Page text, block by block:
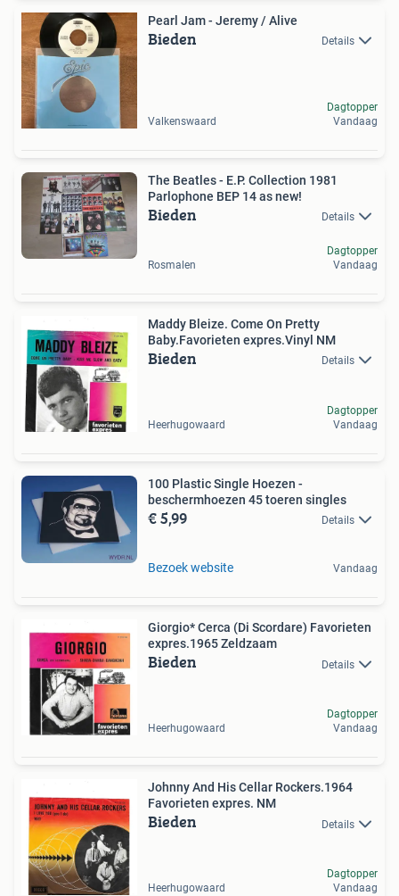
Pearl Jam - Jeremy / Alive
Bieden Details
Valkenswaard
Dagtopper
Vandaag
The Beatles - E.P. Collection 1981
Parlophone BEP 14 as new!
Bieden Details
Rosmalen
Dagtopper
Vandaag
Maddy Bleize. Come On Pretty
Baby.Favorieten expres.Vinyl NM
Bieden Details
Heerhugowaard
Dagtopper
Vandaag
100 Plastic Single Hoezen -
beschermhoezen 45 toeren singles
€ 5,99 Details
Bezoek website Vandaag
Giorgio* Cerca (Di Scordare) Favorieten
expres.1965 Zeldzaam
Bieden Details
Heerhugowaard
Dagtopper
Vandaag
Johnny And His Cellar Rockers.1964
Favorieten expres. NM
Bieden Details
Heerhugowaard
Dagtopper
Vandaag